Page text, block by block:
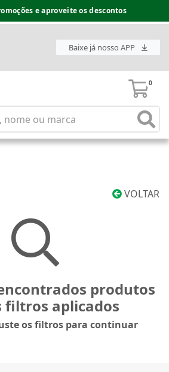
e aproveite os descontos
Baixe já nosso APP
0
VOLTAR
produtos
filtros aplicados
os filtros para continuar